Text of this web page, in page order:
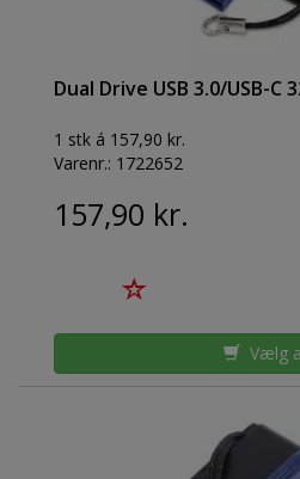
Dual Drive USB 3.0/USB-C
1 stk á 157,90 kr.
Varenr.: 1722652
157,90 kr.
Vælg